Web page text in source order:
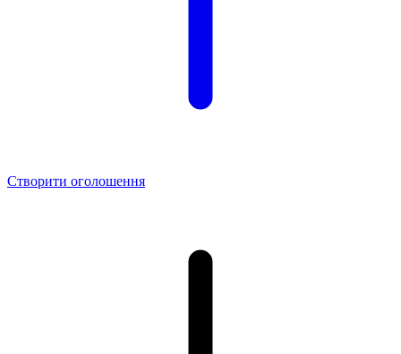
Створити оголошення